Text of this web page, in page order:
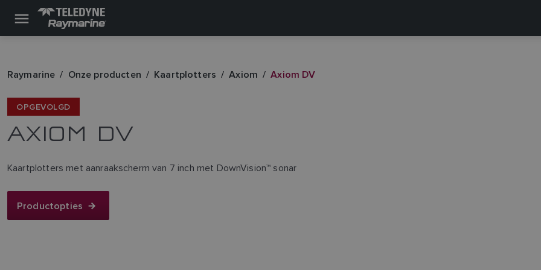
Raymarine Onze producten Kaartplotters Axiom Axiom DV
OPGEVOLGD
AXIOM DV
Kaartplotters met aanraakscherm van 7 inch met DownVision™ sonar
Productopties